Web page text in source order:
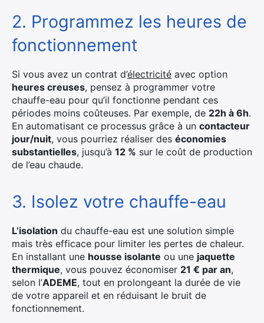
2. Programmez les heures de
fonctionnement
Si vous avez un contrat d’électricité avec option
heures creuses, pensez à programmer votre
chauffe-eau pour qu’il fonctionne pendant ces
périodes moins coûteuses. Par exemple, de 22h à 6h.
En automatisant ce processus grâce à un contacteur
jour/nuit, vous pourriez réaliser des économies
substantielles, jusqu’à 12 % sur le coût de production
de l’eau chaude.
3. Isolez votre chauffe-eau
L’isolation du chauffe-eau est une solution simple
mais très efficace pour limiter les pertes de chaleur.
En installant une housse isolante ou une jaquette
thermique, vous pouvez économiser 21 € par an,
selon l’ADEME, tout en prolongeant la durée de vie
de votre appareil et en réduisant le bruit de
fonctionnement.